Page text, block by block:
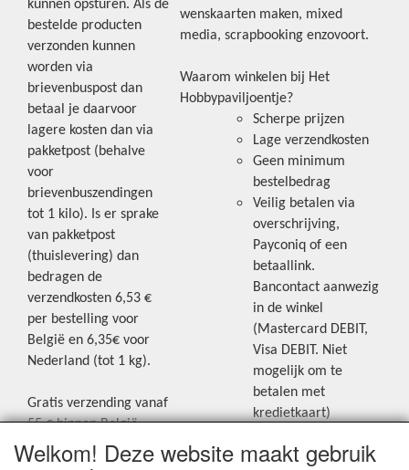
kunnen opsturen. Als de
bestelde producten
verzonden kunnen
worden via
brievenbuspost dan
betaal je daarvoor
lagere kosten dan via
pakketpost (behalve
voor
brievenbuszendingen
tot 1 kilo). Is er sprake
van pakketpost
(thuislevering) dan
bedragen de
verzendkosten 6,53 €
per bestelling voor
België en 6,35€ voor
Nederland (tot 1 kg).
Gratis verzending vanaf
55 € binnen België.
Gratis verzending vanaf
65 € naar Nederland.
wenskaarten maken, mixed
media, scrapbooking enzovoort.
Waarom winkelen bij Het
Hobbypaviljoentje?
Scherpe prijzen
Lage verzendkosten
Geen minimum
bestelbedrag
Veilig betalen via
overschrijving,
Payconiq of een
betaallink.
Bancontact aanwezig
in de winkel
(Mastercard DEBIT,
Visa DEBIT. Niet
mogelijk om te
betalen met
kredietkaart)
Blijf op de hoogte van de laatste
Welkom! Deze website maakt gebruik